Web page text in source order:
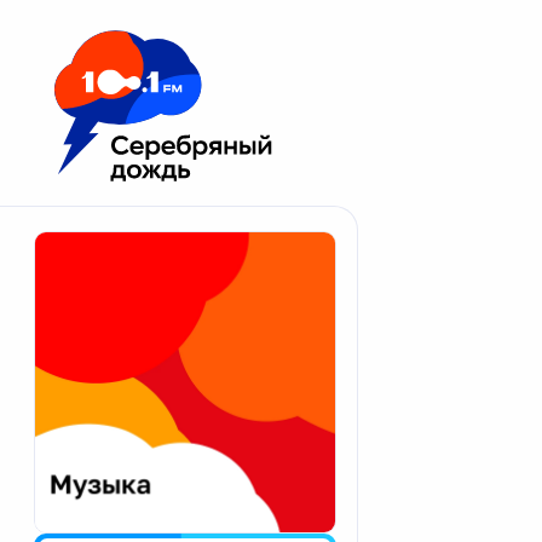
Москва 100.1 FM
Апатиты
Екатеринбург
Калининград
Калуга